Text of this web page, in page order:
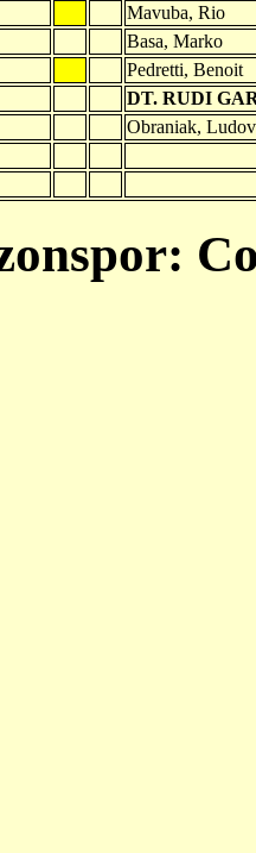
Mavuba, Rio
Basa, Marko
Pedretti, Benoit
DT. RUDI
Obraniak,